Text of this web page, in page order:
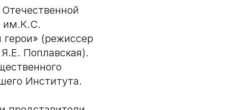
им.К.С.
герои» (режиссер
Поплавская).
Института.